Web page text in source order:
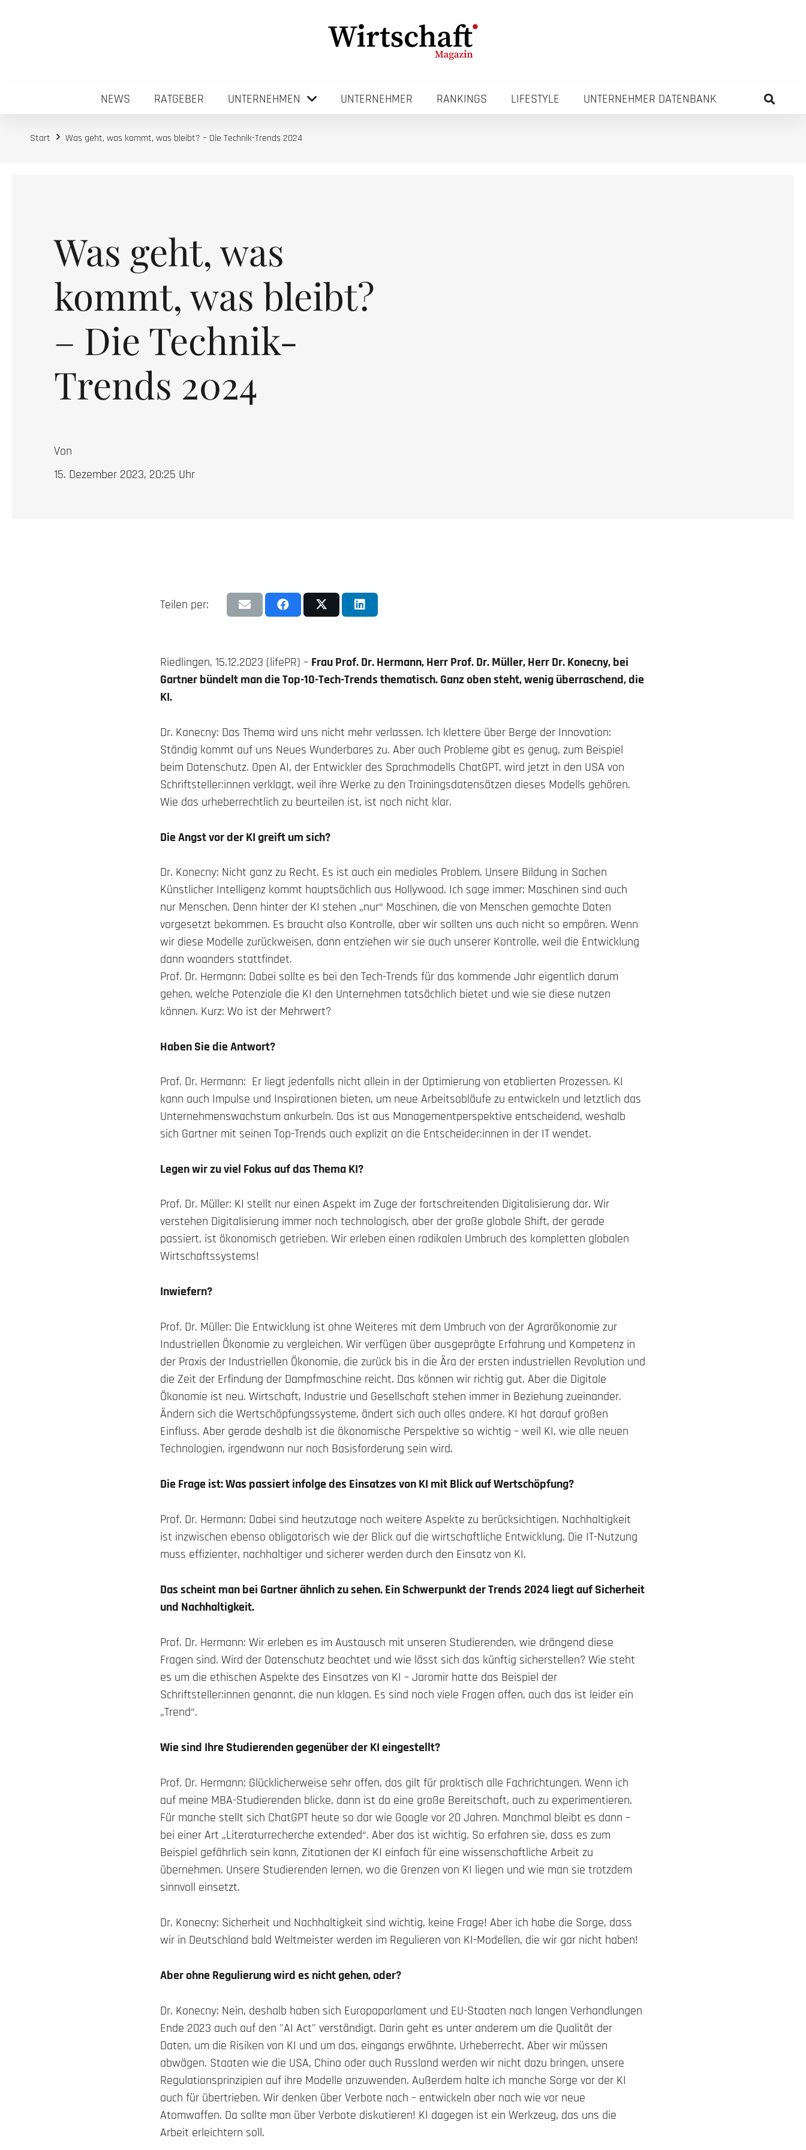
NEWS RATGEBER UNTERNEHMEN UNTERNEHMER RANKINGS LIFESTYLE UNTERNEHMER DATENBANK
Start Was geht, was kommt, was bleibt? – Die Technik-Trends 2024
Was geht, was
kommt, was bleibt?
– Die Technik-
Trends 2024
Von
15. Dezember 2023, 20:25 Uhr
Teilen per:
Riedlingen, 15.12.2023 (lifePR) – Frau Prof. Dr. Hermann, Herr Prof. Dr. Müller, Herr Dr. Konecny, bei
Gartner bündelt man die Top-10-Tech-Trends thematisch. Ganz oben steht, wenig überraschend, die
KI.
Dr. Konecny: Das Thema wird uns nicht mehr verlassen. Ich klettere über Berge der Innovation:
Ständig kommt auf uns Neues Wunderbares zu. Aber auch Probleme gibt es genug, zum Beispiel
beim Datenschutz. Open AI, der Entwickler des Sprachmodells ChatGPT, wird jetzt in den USA von
Schriftsteller:innen verklagt, weil ihre Werke zu den Trainingsdatensätzen dieses Modells gehören.
Wie das urheberrechtlich zu beurteilen ist, ist noch nicht klar.
Die Angst vor der KI greift um sich?
Dr. Konecny: Nicht ganz zu Recht. Es ist auch ein mediales Problem. Unsere Bildung in Sachen
Künstlicher Intelligenz kommt hauptsächlich aus Hollywood. Ich sage immer: Maschinen sind auch
nur Menschen. Denn hinter der KI stehen „nur“ Maschinen, die von Menschen gemachte Daten
vorgesetzt bekommen. Es braucht also Kontrolle, aber wir sollten uns auch nicht so empören. Wenn
wir diese Modelle zurückweisen, dann entziehen wir sie auch unserer Kontrolle, weil die Entwicklung
dann woanders stattfindet.
Prof. Dr. Hermann: Dabei sollte es bei den Tech-Trends für das kommende Jahr eigentlich darum
gehen, welche Potenziale die KI den Unternehmen tatsächlich bietet und wie sie diese nutzen
können. Kurz: Wo ist der Mehrwert?
Haben Sie die Antwort?
Prof. Dr. Hermann: Er liegt jedenfalls nicht allein in der Optimierung von etablierten Prozessen. KI
kann auch Impulse und Inspirationen bieten, um neue Arbeitsabläufe zu entwickeln und letztlich das
Unternehmenswachstum ankurbeln. Das ist aus Managementperspektive entscheidend, weshalb
sich Gartner mit seinen Top-Trends auch explizit an die Entscheider:innen in der IT wendet.
Legen wir zu viel Fokus auf das Thema KI?
Prof. Dr. Müller: KI stellt nur einen Aspekt im Zuge der fortschreitenden Digitalisierung dar. Wir
verstehen Digitalisierung immer noch technologisch, aber der große globale Shift, der gerade
passiert, ist ökonomisch getrieben. Wir erleben einen radikalen Umbruch des kompletten globalen
Wirtschaftssystems!
Inwiefern?
Prof. Dr. Müller: Die Entwicklung ist ohne Weiteres mit dem Umbruch von der Agrarökonomie zur
Industriellen Ökonomie zu vergleichen. Wir verfügen über ausgeprägte Erfahrung und Kompetenz in
der Praxis der Industriellen Ökonomie, die zurück bis in die Ära der ersten industriellen Revolution und
die Zeit der Erfindung der Dampfmaschine reicht. Das können wir richtig gut. Aber die Digitale
Ökonomie ist neu. Wirtschaft, Industrie und Gesellschaft stehen immer in Beziehung zueinander.
Ändern sich die Wertschöpfungssysteme, ändert sich auch alles andere. KI hat darauf großen
Einfluss. Aber gerade deshalb ist die ökonomische Perspektive so wichtig – weil KI, wie alle neuen
Technologien, irgendwann nur noch Basisforderung sein wird.
Die Frage ist: Was passiert infolge des Einsatzes von KI mit Blick auf Wertschöpfung?
Prof. Dr. Hermann: Dabei sind heutzutage noch weitere Aspekte zu berücksichtigen. Nachhaltigkeit
ist inzwischen ebenso obligatorisch wie der Blick auf die wirtschaftliche Entwicklung. Die IT-Nutzung
muss effizienter, nachhaltiger und sicherer werden durch den Einsatz von KI.
Das scheint man bei Gartner ähnlich zu sehen. Ein Schwerpunkt der Trends 2024 liegt auf Sicherheit
und Nachhaltigkeit.
Prof. Dr. Hermann: Wir erleben es im Austausch mit unseren Studierenden, wie drängend diese
Fragen sind. Wird der Datenschutz beachtet und wie lässt sich das künftig sicherstellen? Wie steht
es um die ethischen Aspekte des Einsatzes von KI – Jaromir hatte das Beispiel der
Schriftsteller:innen genannt, die nun klagen. Es sind noch viele Fragen offen, auch das ist leider ein
„Trend“.
Wie sind Ihre Studierenden gegenüber der KI eingestellt?
Prof. Dr. Hermann: Glücklicherweise sehr offen, das gilt für praktisch alle Fachrichtungen. Wenn ich
auf meine MBA-Studierenden blicke, dann ist da eine große Bereitschaft, auch zu experimentieren.
Für manche stellt sich ChatGPT heute so dar wie Google vor 20 Jahren. Manchmal bleibt es dann –
bei einer Art „Literaturrecherche extended“. Aber das ist wichtig. So erfahren sie, dass es zum
Beispiel gefährlich sein kann, Zitationen der KI einfach für eine wissenschaftliche Arbeit zu
übernehmen. Unsere Studierenden lernen, wo die Grenzen von KI liegen und wie man sie trotzdem
sinnvoll einsetzt.
Dr. Konecny: Sicherheit und Nachhaltigkeit sind wichtig, keine Frage! Aber ich habe die Sorge, dass
wir in Deutschland bald Weltmeister werden im Regulieren von KI-Modellen, die wir gar nicht haben!
Aber ohne Regulierung wird es nicht gehen, oder?
Dr. Konecny: Nein, deshalb haben sich Europaparlament und EU-Staaten nach langen Verhandlungen
Ende 2023 auch auf den "AI Act" verständigt. Darin geht es unter anderem um die Qualität der
Daten, um die Risiken von KI und um das, eingangs erwähnte, Urheberrecht. Aber wir müssen
abwägen. Staaten wie die USA, China oder auch Russland werden wir nicht dazu bringen, unsere
Regulationsprinzipien auf ihre Modelle anzuwenden. Außerdem halte ich manche Sorge vor der KI
auch für übertrieben. Wir denken über Verbote nach – entwickeln aber nach wie vor neue
Atomwaffen. Da sollte man über Verbote diskutieren! KI dagegen ist ein Werkzeug, das uns die
Arbeit erleichtern soll.